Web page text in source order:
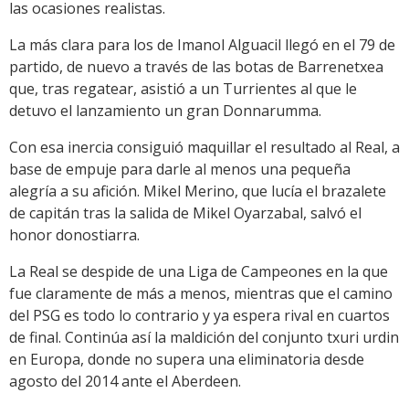
las ocasiones realistas.
La más clara para los de Imanol Alguacil llegó en el 79 de
partido, de nuevo a través de las botas de Barrenetxea
que, tras regatear, asistió a un Turrientes al que le
detuvo el lanzamiento un gran Donnarumma.
Con esa inercia consiguió maquillar el resultado al Real, a
base de empuje para darle al menos una pequeña
alegría a su afición. Mikel Merino, que lucía el brazalete
de capitán tras la salida de Mikel Oyarzabal, salvó el
honor donostiarra.
La Real se despide de una Liga de Campeones en la que
fue claramente de más a menos, mientras que el camino
del PSG es todo lo contrario y ya espera rival en cuartos
de final. Continúa así la maldición del conjunto txuri urdin
en Europa, donde no supera una eliminatoria desde
agosto del 2014 ante el Aberdeen.